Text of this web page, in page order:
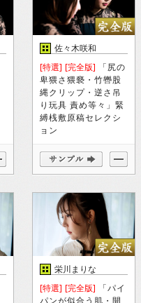
佐々木咲和
[特選] [完全版] 「尻の
卑猥さ猥褻・竹轡股
縄クリップ・逆さ吊
り玩具 責め等々」緊
縛桟敷原稿セレクシ
ョン
栄川まりな
[特選] [完全版] 「パイ
パンが似合う肌・開